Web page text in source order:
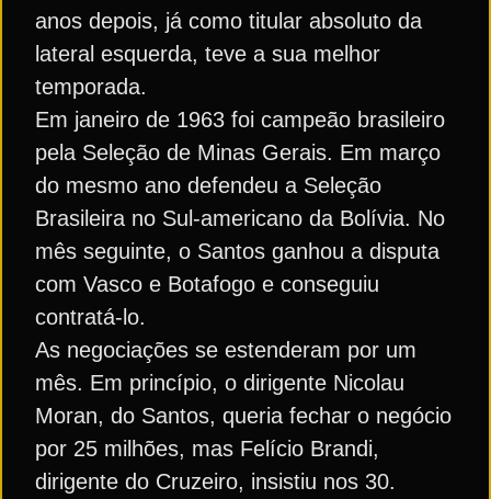
anos depois, já como titular absoluto da
lateral esquerda, teve a sua melhor
temporada.
Em janeiro de 1963 foi campeão brasileiro
pela Seleção de Minas Gerais. Em março
do mesmo ano defendeu a Seleção
Brasileira no Sul-americano da Bolívia. No
mês seguinte, o Santos ganhou a disputa
com Vasco e Botafogo e conseguiu
contratá-lo.
As negociações se estenderam por um
mês. Em princípio, o dirigente Nicolau
Moran, do Santos, queria fechar o negócio
por 25 milhões, mas Felício Brandi,
dirigente do Cruzeiro, insistiu nos 30.